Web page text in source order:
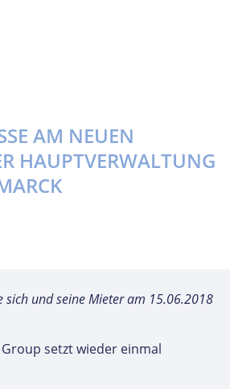
AM NEUEN
HAUPTVERWALTUNG
sich und seine Mieter am 15.06.2018
setzt wieder einmal